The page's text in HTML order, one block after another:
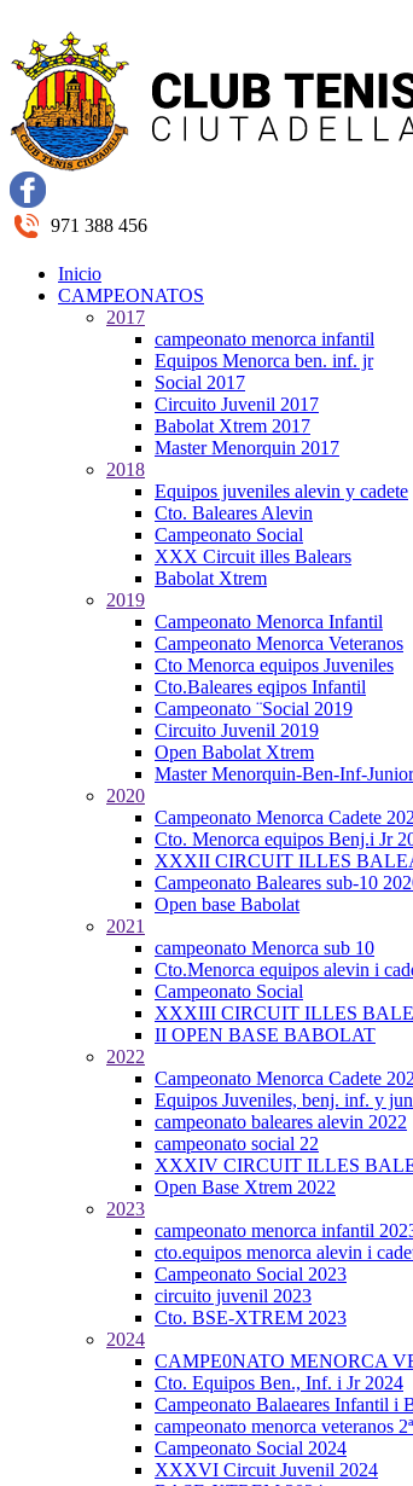
971 388 456
Inicio
CAMPEONATOS
2017
campeonato menorca infantil
Equipos Menorca ben. inf. jr
Social 2017
Circuito Juvenil 2017
Babolat Xtrem 2017
Master Menorquin 2017
2018
Equipos juveniles alevin y cadete
Cto. Baleares Alevin
Campeonato Social
XXX Circuit illes Balears
Babolat Xtrem
2019
Campeonato Menorca Infantil
Campeonato Menorca Veteranos
Cto Menorca equipos Juveniles
Cto.Baleares eqipos Infantil
Campeonato ¨Social 2019
Circuito Juvenil 2019
Open Babolat Xtrem
Master Menorquin-Ben-Inf-
2020
Campeonato Menorca Cadete
Cto. Menorca equipos Benj.i Jr
XXXII CIRCUIT ILLES
Campeonato Baleares sub-10
Open base Babolat
2021
campeonato Menorca sub 10
Cto.Menorca equipos alevin i
Campeonato Social
XXXIII CIRCUIT ILLES
II OPEN BASE BABOLAT
2022
Campeonato Menorca Cadete
Equipos Juveniles, benj. inf. y
campeonato baleares alevin 2022
campeonato social 22
XXXIV CIRCUIT ILLES
Open Base Xtrem 2022
2023
campeonato menorca infantil
cto.equipos menorca alevin i
Campeonato Social 2023
circuito juvenil 2023
Cto. BSE-XTREM 2023
2024
CAMPE0NATO MENORCA
Cto. Equipos Ben., Inf. i Jr 2024
Campeonato Balaeares Infantil i
campeonato menorca veteranos
Campeonato Social 2024
XXXVI Circuit Juvenil 2024